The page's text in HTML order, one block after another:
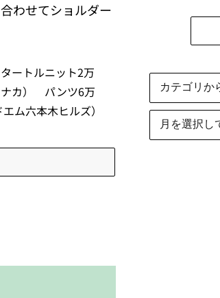
わせてショルダー
ートルニット2万
ナカ） パンツ6万
ム六本木ヒルズ）